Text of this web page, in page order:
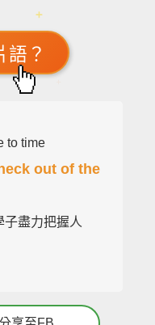
語？
to time
out of the
子盡力把握人